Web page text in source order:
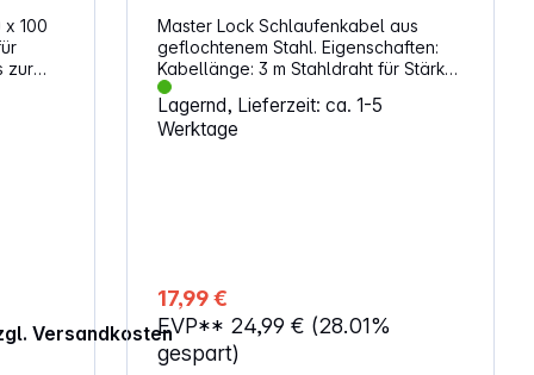
x 100
zur
Versandkosten
Master Lock Schlaufenkabel aus
geflochtenem Stahl. Eigenschaften:
Kabellänge: 3 m Stahldraht für Stärke
und Flexibilität Praktische Schlaufen
mit rost-resistenen Hüllen und
Kratzschutz Schwarze Vinyl-
Lagernd, Lieferzeit: ca. 1-5
Werktage
17,99 €
EVP** 24,99 € (28.01%
gespart)